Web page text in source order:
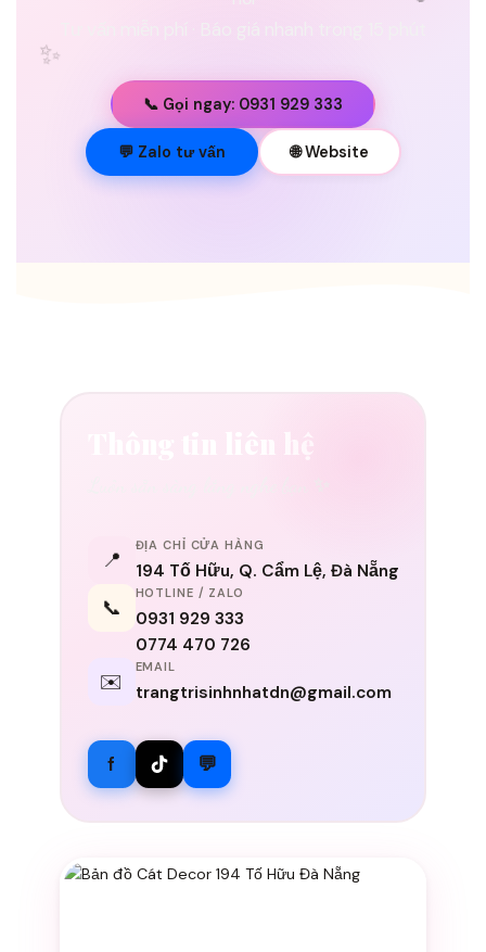
✨
💐
📞 Gọi ngay: 0931 929 333
💬 Zalo tư vấn 🌐 Website
Thông tin liên hệ
📍
ĐỊA CHỈ CỬA HÀNG
194 Tố Hữu, Q. Cẩm Lệ, Đà Nẵng
📞
HOTLINE / ZALO
0931 929 333
0774 470 726
✉️
EMAIL
trangtrisinhnhatdn@gmail.com
f 💬